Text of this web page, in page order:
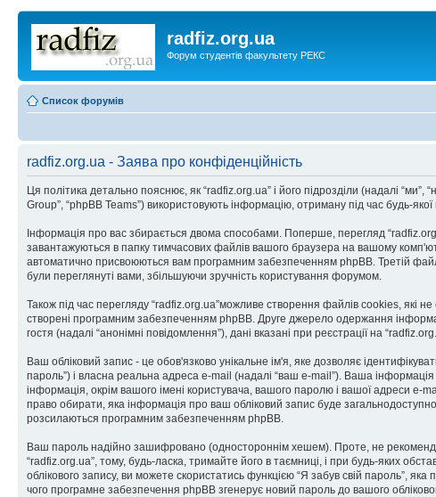
radfiz.org.ua
Форум студентів факультету РЕКС
Список форумів
radfiz.org.ua - Заява про конфіденційність
Ця політика детально пояснює, як “radfiz.org.ua” і його підрозділи (надалі “ми”,
Group”, “phpBB Teams”) використовують інформацію, отриману під час будь-якої
Інформація про вас збирається двома способами. Поперше, перегляд
завантажуються в папку тимчасових файлів вашого браузера на вашому
автоматично присвоюються вам програмним забезпеченням phpBB. Третій файл
були переглянуті вами, збільшуючи зручність користування форумом.
Також під час перегляду “radfiz.org.ua”можливе створення файлів cookies, які
створені програмним забезпеченням phpBB. Друге джерело одержання
гостя (надалі “анонімні повідомлення”), дані вказані при реєстрації на
Ваш обліковий запис - це обов'язково унікальне ім'я, яке дозволяє
пароль”) і власна реальна адреса e-mail (надалі “ваш e-mail”). Ваша
інформація, окрім вашого імені користувача, вашого паролю і вашої адреси e-
право обирати, яка інформація про ваш обліковий запис буде
розсилаються програмним забезпеченням phpBB.
Ваш пароль надійно зашифровано (одностороннім хешем). Проте, не
“radfiz.org.ua”, тому, будь-ласка, тримайте його в таємниці, і при будь-яких
облікового запису, ви можете скористатись функцією “Я забув свій пароль”,
чого програмне забезпечення phpBB згенерує новий пароль до вашого